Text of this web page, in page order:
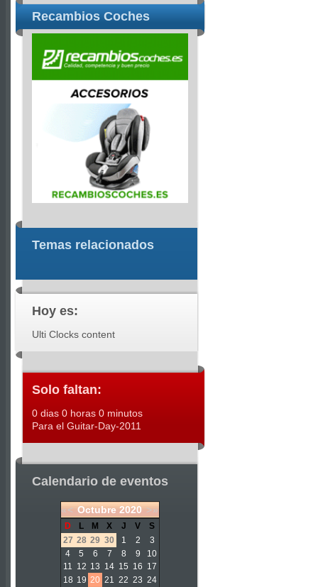
Recambios Coches
Temas relacionados
Hoy es:
Ulti Clocks content
Solo faltan:
0 dias 0 horas 0 minutos
Para el Guitar-Day-2011
Calendario de eventos
«< Octubre 2020 >»
D L M X J V
S
27 28 29 30 1 2
3
4
5 6 7 8 9
10
11
12 13 14 15 16 17
18 19 20 21 22 23 24